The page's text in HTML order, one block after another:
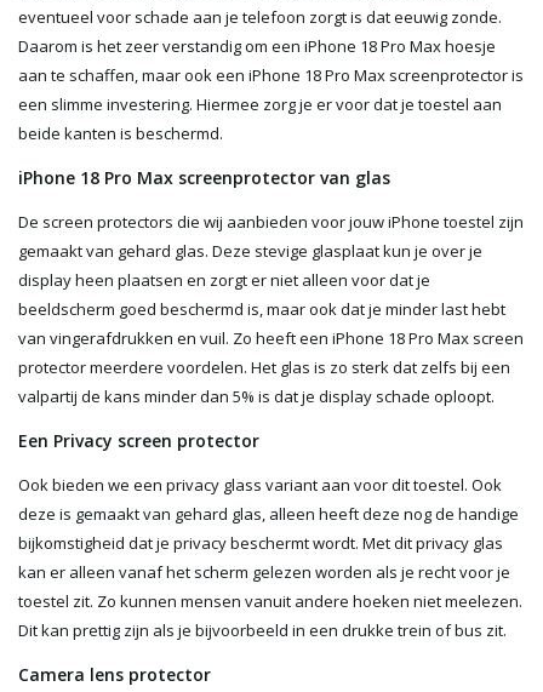
eventueel voor schade aan je telefoon zorgt is dat eeuwig zonde.
Daarom is het zeer verstandig om een iPhone 18 Pro Max hoesje
aan te schaffen, maar ook een iPhone 18 Pro Max screenprotector is
een slimme investering. Hiermee zorg je er voor dat je toestel aan
beide kanten is beschermd.
iPhone 18 Pro Max screenprotector van glas
De screen protectors die wij aanbieden voor jouw iPhone toestel zijn
gemaakt van gehard glas. Deze stevige glasplaat kun je over je
display heen plaatsen en zorgt er niet alleen voor dat je
beeldscherm goed beschermd is, maar ook dat je minder last hebt
van vingerafdrukken en vuil. Zo heeft een iPhone 18 Pro Max screen
protector meerdere voordelen. Het glas is zo sterk dat zelfs bij een
valpartij de kans minder dan 5% is dat je display schade oploopt.
Een Privacy screen protector
Ook bieden we een privacy glass variant aan voor dit toestel. Ook
deze is gemaakt van gehard glas, alleen heeft deze nog de handige
bijkomstigheid dat je privacy beschermt wordt. Met dit privacy glas
kan er alleen vanaf het scherm gelezen worden als je recht voor je
toestel zit. Zo kunnen mensen vanuit andere hoeken niet meelezen.
Dit kan prettig zijn als je bijvoorbeeld in een drukke trein of bus zit.
Camera lens protector